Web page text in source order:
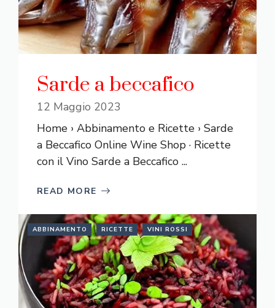
Sarde a beccafico
12 Maggio 2023
Home › Abbinamento e Ricette › Sarde
a Beccafico Online Wine Shop · Ricette
con il Vino Sarde a Beccafico ...
READ MORE
ABBINAMENTO RICETTE VINI ROSSI